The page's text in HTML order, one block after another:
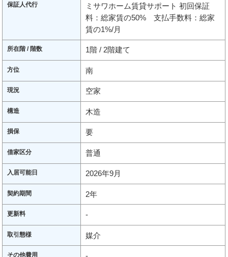
保証人代行
ミサワホーム賃貸サポート 初回保証
料：総家賃の50% 支払手数料：総家
賃の1%/月
所在階 / 階数 1階 / 2階建て
方位 南
現況 空家
構造 木造
損保 要
借家区分 普通
入居可能日 2026年9月
契約期間 2年
更新料 -
取引態様 媒介
その他費用